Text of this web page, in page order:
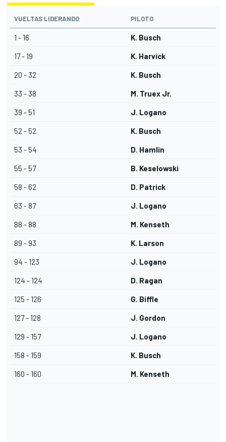
VUELTAS LIDERANDO PILOTO
1 - 16 K. Busch
17 - 19 K. Harvick
20 - 32 K. Busch
33 - 38 M. Truex Jr.
39 - 51 J. Logano
52 - 52 K. Busch
53 - 54 D. Hamlin
55 - 57 B. Keselowski
58 - 62 D. Patrick
63 - 87 J. Logano
88 - 88 M. Kenseth
89 - 93 K. Larson
94 - 123 J. Logano
124 - 124 D. Ragan
125 - 126 G. Biffle
127 - 128 J. Gordon
129 - 157 J. Logano
158 - 159 K. Busch
160 - 160 M. Kenseth